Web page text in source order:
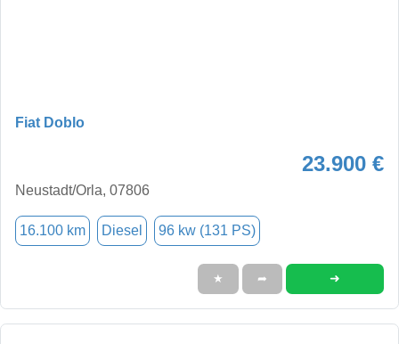
Fiat Doblo
23.900 €
Neustadt/Orla, 07806
16.100 km Diesel 96 kw (131 PS)
★ ➦ ➜